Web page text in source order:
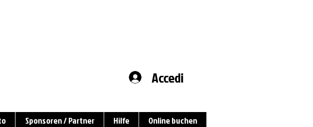
Accedi
Sponsoren / Partner Hilfe Online buchen